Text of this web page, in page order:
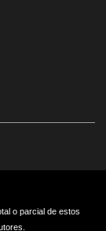
o parcial de estos